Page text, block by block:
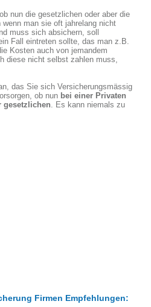
nun die gesetzlichen oder aber die
wenn man sie oft jahrelang nicht
muss sich absichern, soll
Fall eintreten sollte, das man z.B.
Kosten auch von jemandem
diese nicht selbst zahlen muss,
das Sie sich Versicherungsmässig
ob nun bei einer Privaten
gesetzlichen. Es kann niemals zu
Firmen Empfehlungen: